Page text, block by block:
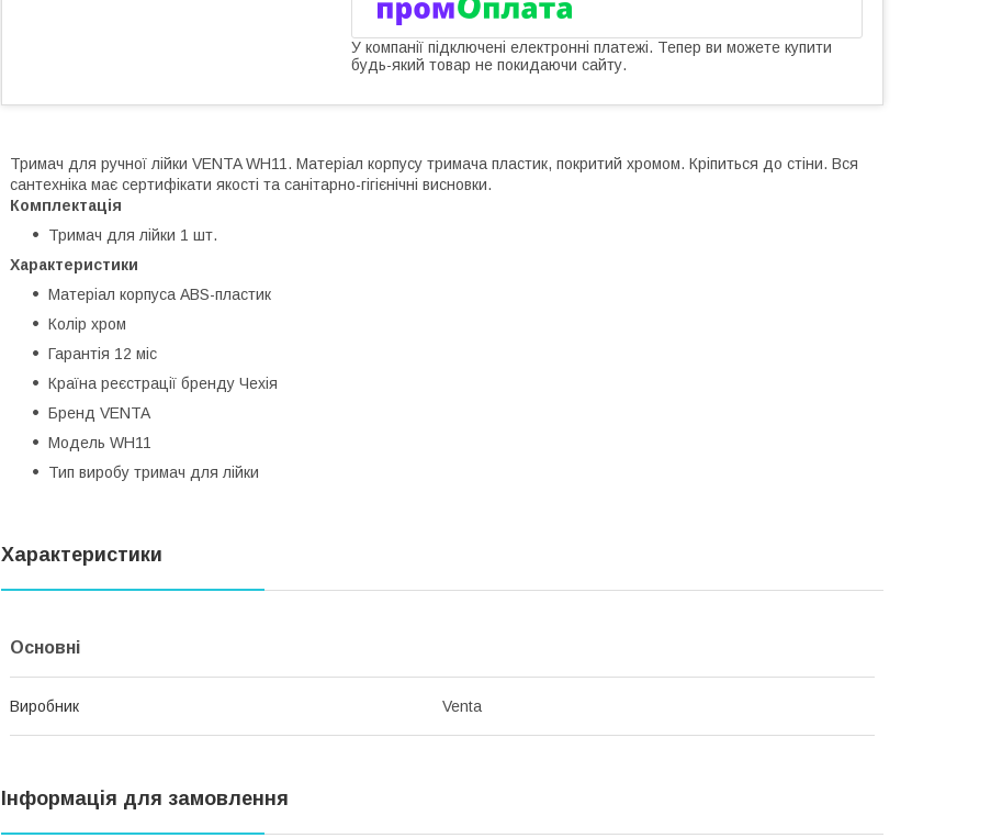
У компанії підключені електронні платежі. Тепер ви можете купити
будь-який товар не покидаючи сайту.
Тримач для ручної лійки VENTA WH11. Матеріал корпусу тримача пластик, покритий хромом. Кріпиться до стіни. Вся
сантехніка має сертифікати якості та санітарно-гігієнічні висновки.
Комплектація
Тримач для лійки 1 шт.
Характеристики
Матеріал корпуса ABS-пластик
Колір хром
Гарантія 12 міс
Країна реєстрації бренду Чехія
Бренд VENTA
Модель WH11
Тип виробу тримач для лійки
Характеристики
Основні
Виробник Venta
Інформація для замовлення